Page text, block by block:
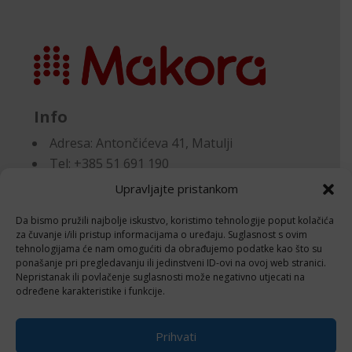
Upravljajte pristankom
Da bismo pružili najbolje iskustvo, koristimo tehnologije poput kolačića
za čuvanje i/ili pristup informacijama o uređaju. Suglasnost s ovim
tehnologijama će nam omogućiti da obrađujemo podatke kao što su
ponašanje pri pregledavanju ili jedinstveni ID-ovi na ovoj web stranici.
Nepristanak ili povlačenje suglasnosti može negativno utjecati na
određene karakteristike i funkcije.
Prihvati
Info
Adresa:Antončićeva 41, Matulji
Tel: +385 51 691 190
Email:knjigovodstvo@makora.hr
Dokumenti
Pravila privatnosti
Politika kolačića (EU)